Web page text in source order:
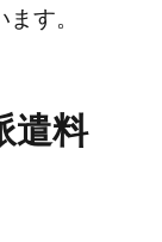
す。
遣料